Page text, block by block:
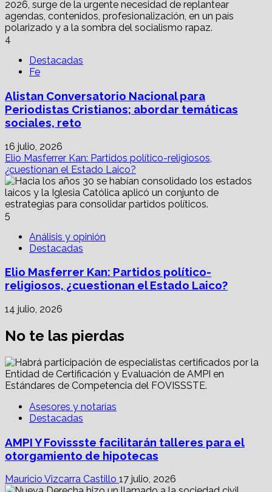
4
Destacadas
Fe
Alistan Conversatorio Nacional para
Periodistas Cristianos; abordar temáticas
sociales, reto
16 julio, 2026
Elio Masferrer Kan: Partidos político-religiosos,
¿cuestionan el Estado Laico?
5
Análisis y opinión
Destacadas
Elio Masferrer Kan: Partidos político-
religiosos, ¿cuestionan el Estado Laico?
14 julio, 2026
No te las pierdas
Asesores y notarías
Destacadas
AMPI Y Fovissste facilitarán talleres para el
otorgamiento de hipotecas
Mauricio Vizcarra Castillo 17 julio, 2026